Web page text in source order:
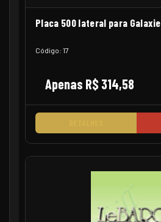
Placa 500 lateral para Galaxie
Código: 17
Apenas R$ 314,58